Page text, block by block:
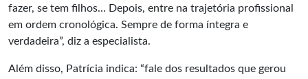
fazer, se tem filhos… Depois, entre na trajetória profissional
em ordem cronológica. Sempre de forma íntegra e
verdadeira”, diz a especialista.
Além disso, Patrícia indica: “fale dos resultados que gerou